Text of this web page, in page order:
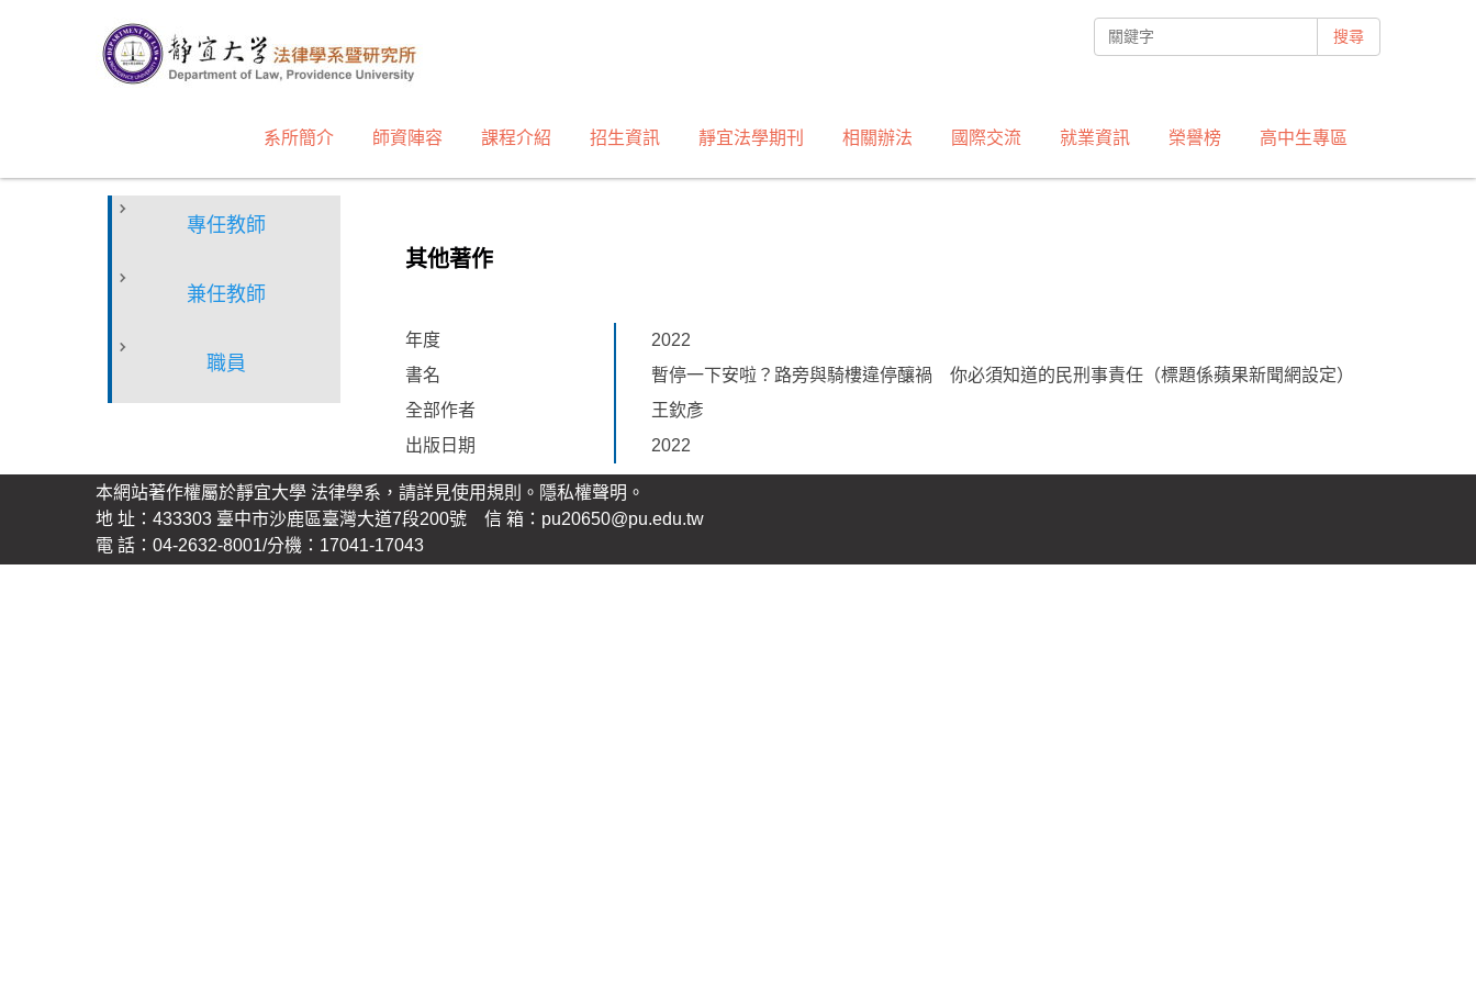
區
搜尋
系所簡介 師資陣容 課程介紹 招生資訊 靜宜法學期刊 相關辦法 國際交流 就業資訊 榮譽榜 高中生專區
專任教師
兼任教師
職員
其他著作
年度
2022
書名
暫停一下安啦？路旁與騎樓違停釀禍 你必須知道的民刑事責任（標題係蘋果新聞網設定）
全部作者
王欽彥
出版日期
2022
本網站著作權屬於靜宜大學 法律學系，請詳見使用規則。 隱私權聲明 。
地 址：433303 臺中市沙鹿區臺灣大道7段200號 信 箱：pu20650@pu.edu.tw
電 話：04-2632-8001/分機：17041-17043